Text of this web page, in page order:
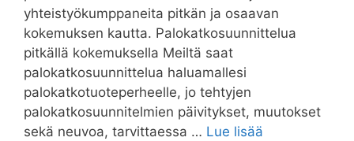
yhteistyökumppaneita pitkän ja osaavan
kokemuksen kautta. Palokatkosuunnittelua
pitkällä kokemuksella Meiltä saat
palokatkosuunnittelua haluamallesi
palokatkotuoteperheelle, jo tehtyjen
palokatkosuunnitelmien päivitykset, muutokset
sekä neuvoa, tarvittaessa … Lue lisää